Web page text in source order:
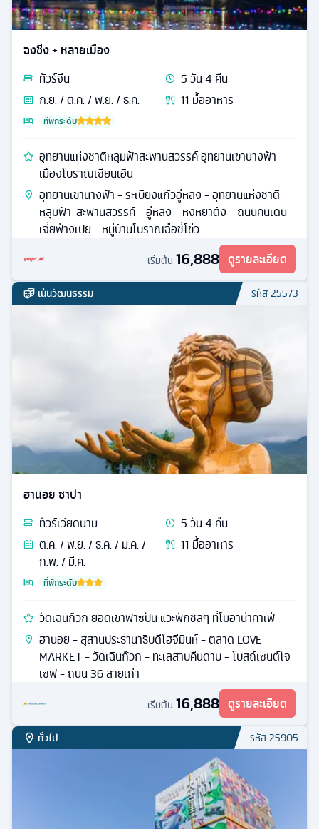
ฉงชิ่ง + หลายเมือง
ทัวร์จีน 5วัน4 คืน
ก.ย. / ต.ค. / พ.ย. / ธ.ค.
11 มื้ออาหาร
ที่พักระดับ
อุทยานแห่งชาติหลุมฟ้าสะพานสวรรค์ อุทยานเขานางฟ้า
เมืองโบราณเซียนเอิน
อุทยานเขานางฟ้า - ระเบียงแก้วอู่หลง - อุทยานแห่งชาติ
หลุมฟ้า-สะพานสวรรค์ - อู่หลง - หงหยาต้ง - ถนนคนเดิน
เจี่ยฟ่างเปย - หมู่บ้านโบราณฉือชี่โข่ว
เริ่มต้น 16,888 ดูรายละเอียด
เน้นวัฒนธรรม รหัส25573
ฮานอย ซาปา
ทัวร์เวียดนาม 5วัน4 คืน
ต.ค. / พ.ย. / ธ.ค. / ม.ค. /
ก.พ. / มี.ค.
11 มื้ออาหาร
ที่พักระดับ
วัดเฉินก๊วก ยอดเขาฟาซิปัน แวะพักชิลๆ ที่โมอาน่าคาเฟ่
ฮานอย - สุสานประธานาธิบดีโฮจีมินห์ - ตลาด LOVE
MARKET - วัดเฉินก๊วก - ทะเลสาบคืนดาบ - โบสถ์เซนต์โจ
เซฟ - ถนน 36 สายเก่า
เริ่มต้น 16,888 ดูรายละเอียด
ทั่วไป รหัส25905